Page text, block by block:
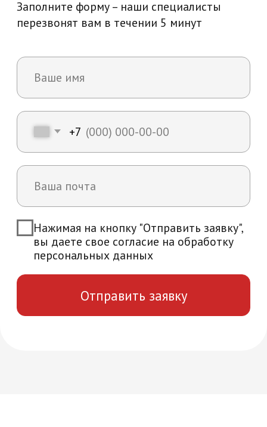
Мы ответим на все интересующие вас
вопросы и расскажем об уникальных
особенностях обучения в нашей
академии
Возникли вопросы?
+7